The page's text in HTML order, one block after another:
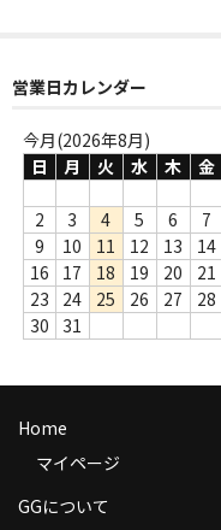
Webのみ no.1
Webのみ no.2
Webのみ no.4
売り切れ
Help
送料
商品の発送
営業日カレンダー
今月(2026年8月)
日
月 火 水 木 金
2
3 4 5 6 7
9
10 11 12 13 14
16
17 18 19 20 21
23
24 25 26 27 28
30
31
Home
マイページ
GGについて